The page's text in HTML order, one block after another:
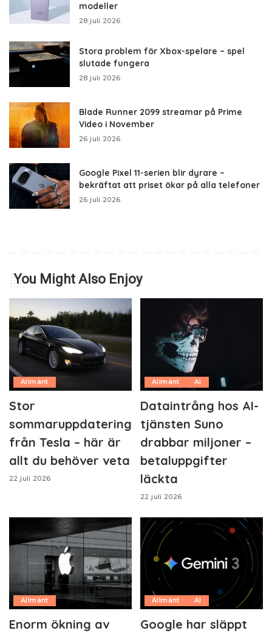
modeller
28 juli 2026
Stora problem för Xbox-spelare – spel
slutade fungera
28 juli 2026
Blade Runner 2099 streamar på Prime
Video i November
26 juli 2026
Google Pixel 11-serien blir dyrare –
bekräftat att priset ökar på alla telefoner
26 juli 2026
You Might Also Enjoy
Allmänt
Stor
sommaruppdatering
från Tesla – här är
allt du behöver veta
22 juli 2026
Allmänt AI
Dataintrång hos AI-
tjänsten Suno
drabbar miljoner –
betaluppgifter
läckta
22 juli 2026
Allmänt
Enorm ökning av
Allmänt AI
Google har släppt